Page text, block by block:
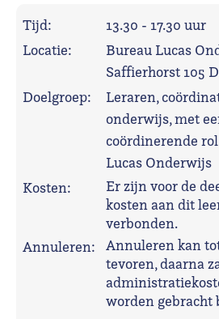
Tijd:
13.30 - 17.30 uur
Locatie:
Bureau Lucas
Saffierhorst 105
Doelgroep:
Leraren,
onderwijs, met
coördinerende
Lucas Onderwijs
Kosten:
Er zijn voor de
kosten aan dit
verbonden.
Annuleren:
Annuleren kan
tevoren, daarna
worden gebracht